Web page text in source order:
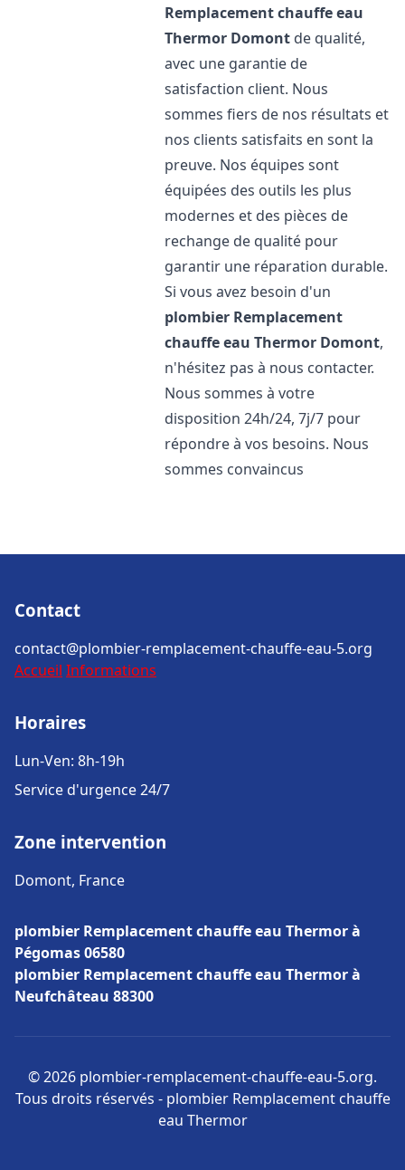
Remplacement chauffe eau
Thermor Domont de qualité,
avec une garantie de
satisfaction client. Nous
sommes fiers de nos résultats et
nos clients satisfaits en sont la
preuve. Nos équipes sont
équipées des outils les plus
modernes et des pièces de
rechange de qualité pour
garantir une réparation durable.
Si vous avez besoin d'un
plombier Remplacement
chauffe eau Thermor Domont,
n'hésitez pas à nous contacter.
Nous sommes à votre
disposition 24h/24, 7j/7 pour
répondre à vos besoins. Nous
sommes convaincus
Contact
contact@plombier-remplacement-chauffe-eau-5.org
Accueil Informations
Horaires
Lun-Ven: 8h-19h
Service d'urgence 24/7
Zone intervention
Domont, France
plombier Remplacement chauffe eau Thermor à
Pégomas 06580
plombier Remplacement chauffe eau Thermor à
Neufchâteau 88300
© 2026 plombier-remplacement-chauffe-eau-5.org.
Tous droits réservés - plombier Remplacement chauffe
eau Thermor